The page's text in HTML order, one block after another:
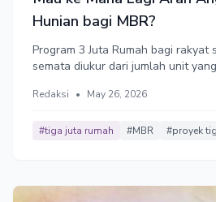
Hunian bagi MBR?
Program 3 Juta Rumah bagi rakyat
semata diukur dari jumlah unit
hunian melalui berbagai instrumen.
Redaksi • May 26, 2026
#tiga juta rumah #MBR #proyek